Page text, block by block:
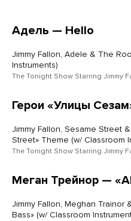
Адель — Hello
Jimmy Fallon, Adele & The
Instruments)
The Tonight Show Starring Jimmy
Герои «Улицы
Jimmy Fallon, Sesame Street
Street» Theme (w/ Classroom
The Tonight Show Starring Jimmy
Меган Трейнор —
Jimmy Fallon, Meghan Trainor
Bass» (w/ Classroom